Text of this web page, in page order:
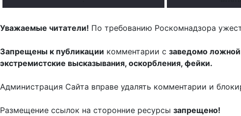
Уважаемые читатели! По требованию Роскомнадзора
Запрещены к публикации комментарии с заведомо
экстремистские высказывания, оскорбления, фейки.
Администрация Сайта вправе удалять комментарии и
Размещение ссылок на сторонние ресурсы запрещено!